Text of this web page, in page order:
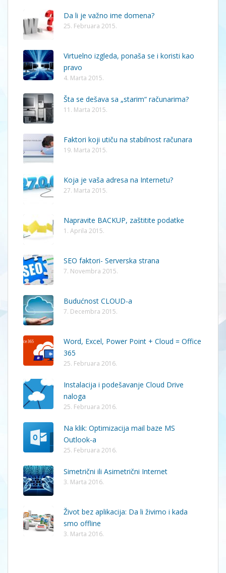
Da li je važno ime domena?
25. Februara 2015.
Virtuelno izgleda, ponaša se i koristi kao
pravo
4. Marta 2015.
Šta se dešava sa „starim“ računarima?
11. Marta 2015.
Faktori koji utiču na stabilnost računara
19. Marta 2015.
Koja je vaša adresa na Internetu?
27. Marta 2015.
Napravite BACKUP, zaštitite podatke
1. Aprila 2015.
SEO faktori- Serverska strana
7. Novembra 2015.
Budućnost CLOUD-a
7. Decembra 2015.
Word, Excel, Power Point + Cloud = Office
365
25. Februara 2016.
Instalacija i podešavanje Cloud Drive
naloga
25. Februara 2016.
Na klik: Optimizacija mail baze MS
Outlook-a
25. Februara 2016.
Simetrični ili Asimetrični Internet
3. Marta 2016.
Život bez aplikacija: Da li živimo i kada
smo offline
3. Marta 2016.